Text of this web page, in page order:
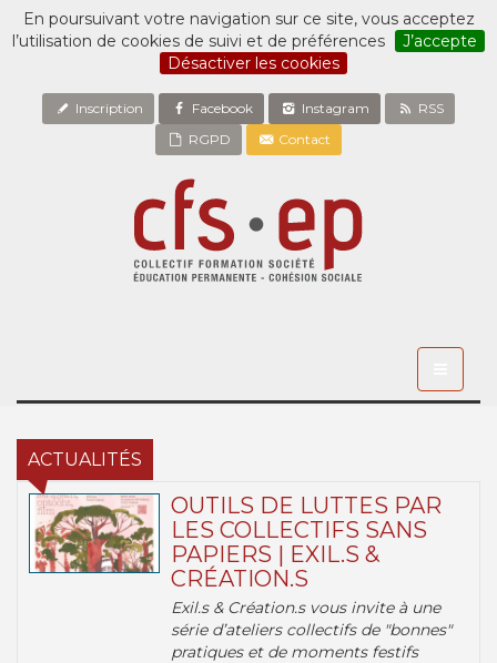
En poursuivant votre navigation sur ce site, vous acceptez
l’utilisation de cookies de suivi et de préférences
J’accepte
Désactiver les cookies
Inscription Facebook Instagram
RSS
RGPD
Contact
ACTUALITÉS
OUTILS DE LUTTES PAR
LES COLLECTIFS SANS
PAPIERS | EXIL.S &
CRÉATION.S
Exil.s & Création.s vous invite à une
série d’ateliers collectifs de "bonnes"
pratiques et de moments festifs